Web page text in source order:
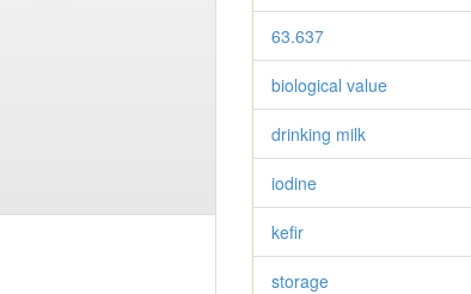
63.637
biological value
drinking milk
iodine
kefir
storage